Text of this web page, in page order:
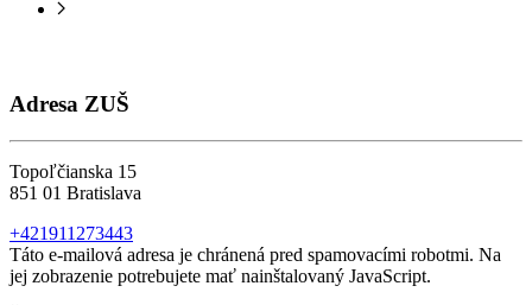
Adresa ZUŠ
Topoľčianska 15
851 01 Bratislava
+421911273443
Táto e-mailová adresa je chránená pred spamovacími robotmi. Na
jej zobrazenie potrebujete mať nainštalovaný JavaScript.